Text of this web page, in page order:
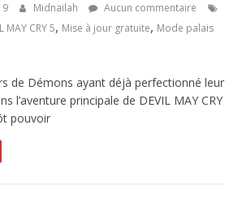
Midnailah
Aucun commentaire
MAY CRY 5, Mise à jour gratuite, Mode palais
de Démons ayant déjà perfectionné leur
l’aventure principale de DEVIL MAY CRY
pouvoir